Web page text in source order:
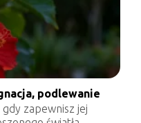
podlewanie
zapewnisz jej